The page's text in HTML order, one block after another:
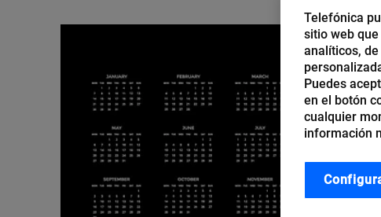
Telefónica
sitio web
analíticos,
Puedes
en el botón
cualquier
información